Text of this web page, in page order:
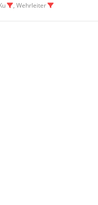
, Wehrleiter